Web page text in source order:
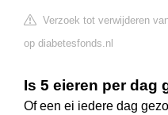
Verzoek tot verwijderen
op diabetesfonds.nl
Is 5 eieren per dag
Of een ei iedere dag